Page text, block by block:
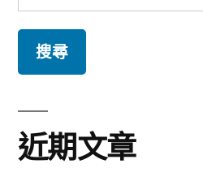
尋
鍵
字:
近期文章